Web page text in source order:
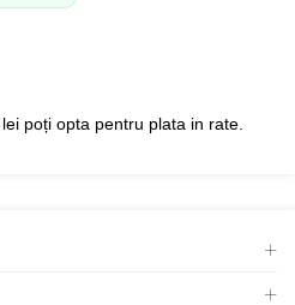
poți opta pentru plata in rate.